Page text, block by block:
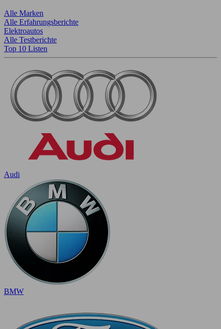
Alle Marken
Alle Erfahrungsberichte
Elektroautos
Alle Testberichte
Top 10 Listen
Audi
BMW